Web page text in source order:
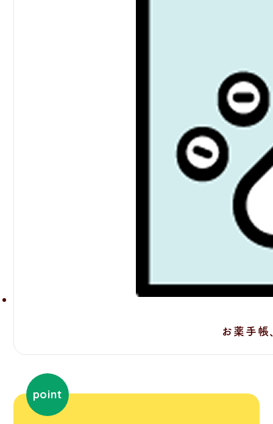
お薬手帳
point